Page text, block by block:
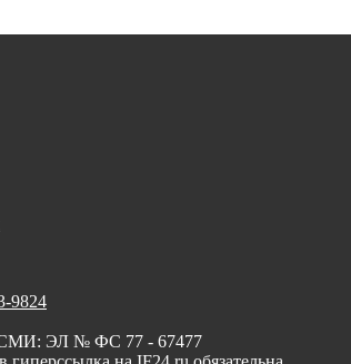
9824
СМИ: ЭЛ № ФС 77 - 67477